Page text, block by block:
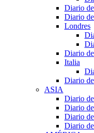
Diario
Diario
Londres
Diario
Italia
Diario
ASIA
Diario
Diario
Diario
Diario